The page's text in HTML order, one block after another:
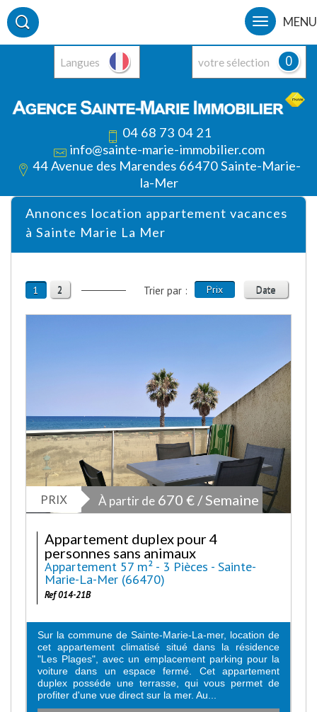
Langues votre sélection 0
04 68 73 04 21
info@sainte-marie-immobilier.com
44 Avenue des Marendes 66470 Sainte-Marie-
la-Mer
MENU
Annonces location appartement vacances
à Sainte Marie La Mer
1 2 Trier par : Prix Date
PRIX À partir de 670 € / Semaine
Appartement duplex pour 4
personnes sans animaux
Appartement 57 m² - 3 Pièces - Sainte-
Marie-La-Mer (66470)
Ref 014-21B
Sur la commune de Sainte-Marie-La-mer, location de
cet appartement climatisé situé dans la résidence
"Les Plages", avec un emplacement parking pour la
voiture dans un espace fermé. Cet appartement
duplex posséde une terrasse, qui vous permet de
profiter d'une vue direct sur la mer. Au...